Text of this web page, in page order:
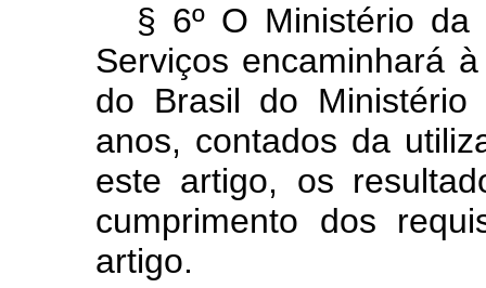
§ 6º O Ministério da
Serviços encaminhará
do Brasil do
anos, contados da
este artigo, os
cumprimento dos
artigo.